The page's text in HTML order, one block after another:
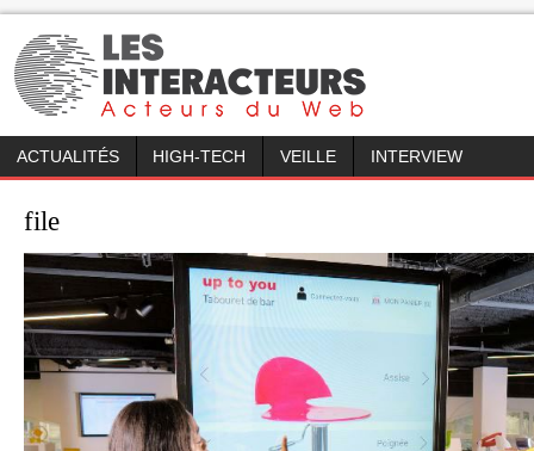
ACTUALITÉS HIGH-TECH VEILLE INTERVIEW
file